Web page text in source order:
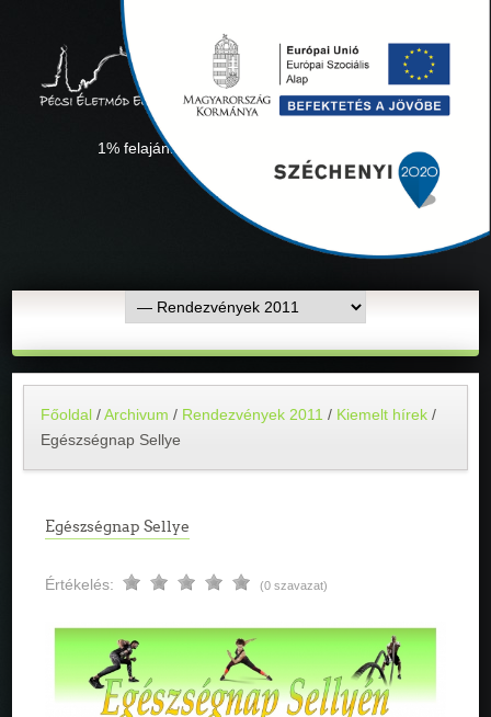
1% felajánlás "Együtt minden sikerül" Adószámunk:
18311927-1-02
Főoldal /Archivum / Rendezvények 2011 / Kiemelt hírek /
Egészségnap Sellye
Egészségnap Sellye
Értékelés: (0 szavazat)